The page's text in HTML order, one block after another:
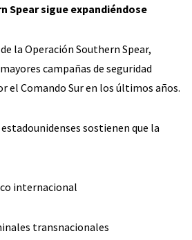
Spear sigue expandiéndose
la Operación Southern Spear,
campañas de seguridad
el Comando Sur en los últimos años.
sostienen que la
internacional
transnacionales